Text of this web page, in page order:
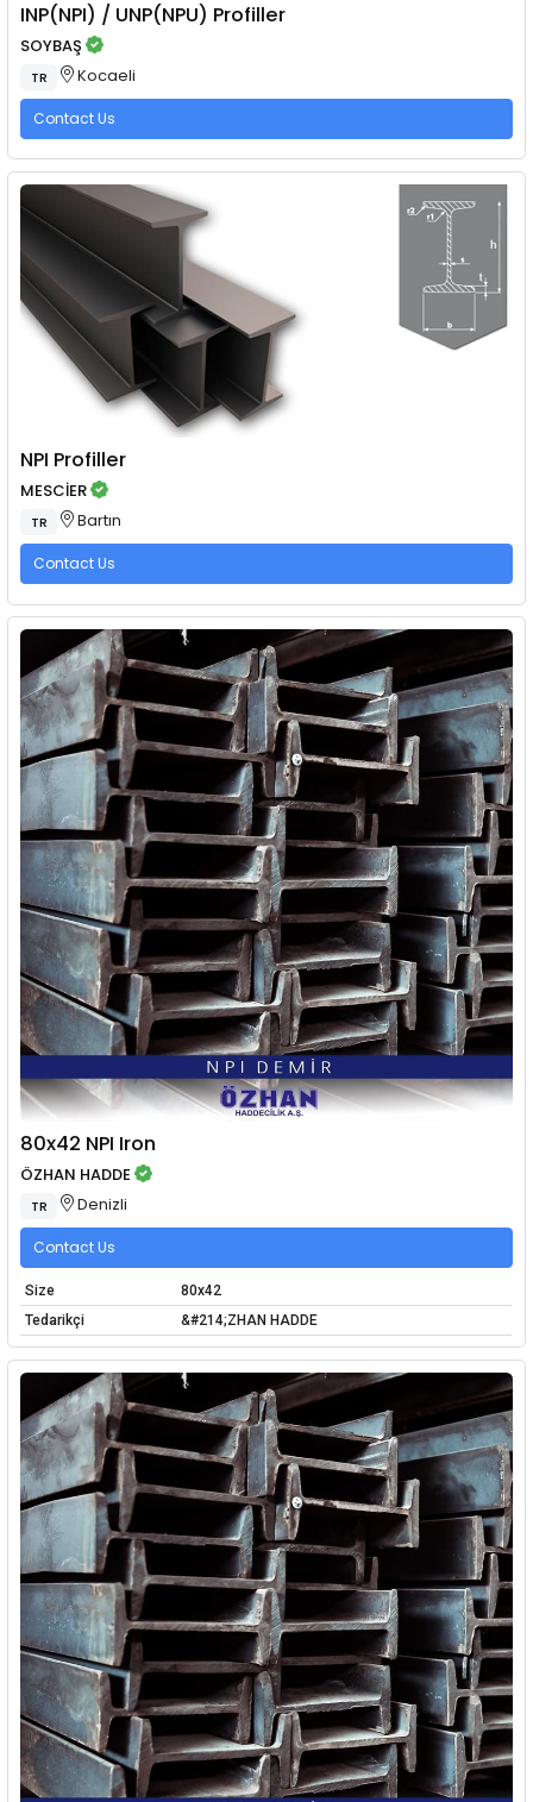
INP(NPI) / UNP(NPU) Profiller
SOYBAŞ
TR Kocaeli
Contact Us
NPI Profiller
MESCİER
TR Bartın
Contact Us
80x42 NPI Iron
ÖZHAN HADDE
TR Denizli
Contact Us
Size
80x42
Tedarikçi
&#214;ZHAN HADDE